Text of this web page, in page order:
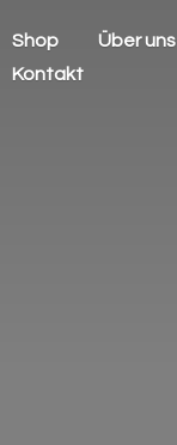
Shop Über uns
Kontakt